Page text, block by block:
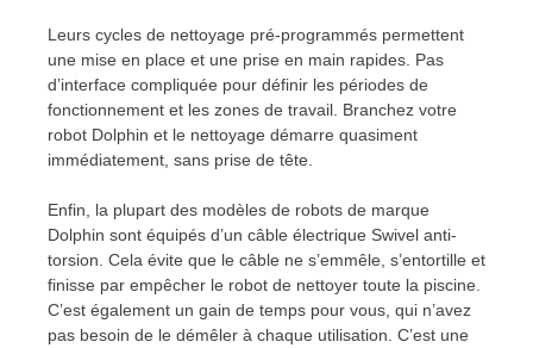
Leurs cycles de nettoyage pré-programmés permettent
une mise en place et une prise en main rapides. Pas
d’interface compliquée pour définir les périodes de
fonctionnement et les zones de travail. Branchez votre
robot Dolphin et le nettoyage démarre quasiment
immédiatement, sans prise de tête.
Enfin, la plupart des modèles de robots de marque
Dolphin sont équipés d’un câble électrique Swivel anti-
torsion. Cela évite que le câble ne s’emmêle, s’entortille et
finisse par empêcher le robot de nettoyer toute la piscine.
C’est également un gain de temps pour vous, qui n’avez
pas besoin de le démêler à chaque utilisation. C’est une